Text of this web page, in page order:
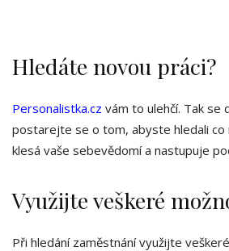
Hledáte novou práci?
Personalistka.cz vám to ulehčí. Tak se
postarejte se o tom, abyste hledali co
klesá vaše sebevědomí a nastupuje
Využijte veškeré
Při hledání zaměstnání využijte